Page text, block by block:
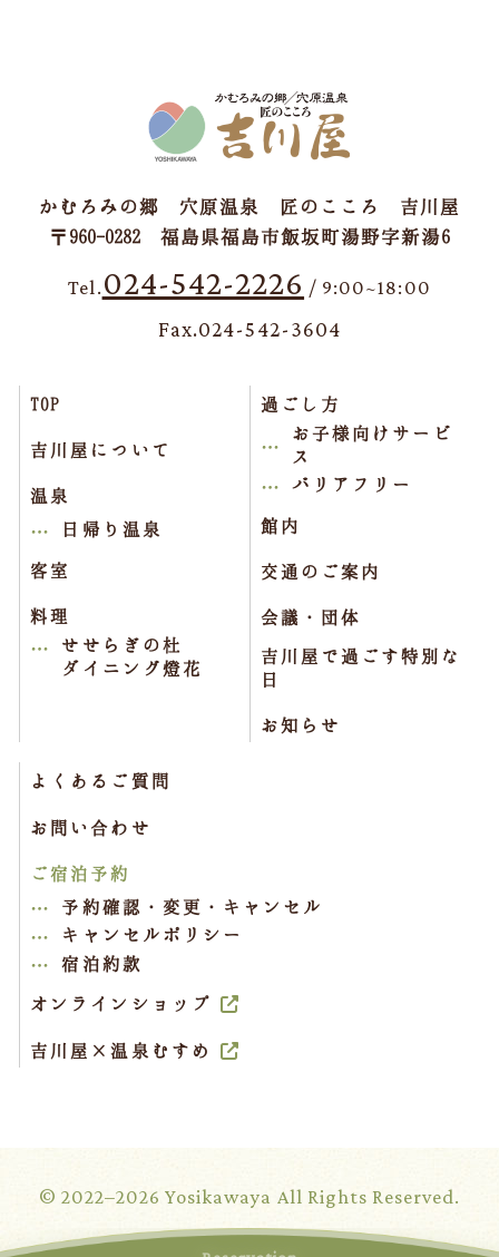
かむろみの郷 穴原温泉 匠のこころ 吉川屋
〒960-0282 福島県福島市飯坂町湯野字新湯6
Tel. 024-542-2226 / 9:00~18:00
Fax.024-542-3604
TOP
吉川屋について
温泉
日帰り温泉
客室
料理
せせらぎの杜
ダイニング燈花
過ごし方
お子様向けサービ
ス
バリアフリー
館内
交通のご案内
会議・団体
吉川屋で過ごす特別な
日
お知らせ
よくあるご質問
お問い合わせ
ご宿泊予約
予約確認・変更・キャンセル
キャンセルポリシー
宿泊約款
オンラインショップ
吉川屋×温泉むすめ
© 2022–2026 Yosikawaya All Rights Reserved.